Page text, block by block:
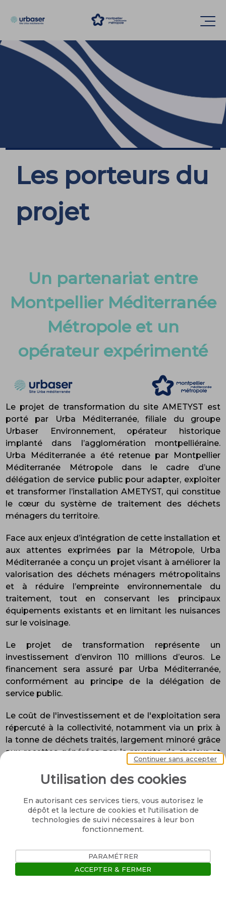
Accèder directement au contenu
Les porteurs du
projet
Un partenariat entre
Montpellier Méditerranée
Métropole et un
opérateur expérimenté
Le projet de transformation du site AMETYST est
porté par Urba Méditerranée, filiale du groupe
Urbaser Environnement, opérateur historique
implanté dans l’agglomération montpelliéraine.
Urba Méditerranée a été retenue par Montpellier
Méditerranée Métropole dans le cadre d’une
délégation de service public pour adapter, exploiter
et transformer l’installation AMETYST, qui constitue
le cœur du système de traitement des déchets
ménagers du territoire.
Face aux enjeux d’intégration de cette installation et
aux attentes exprimées par la Métropole, Urba
Méditerranée a conçu un projet visant à améliorer la
valorisation des déchets ménagers métropolitains
et à réduire l’empreinte environnementale du
traitement, tout en conservant les principaux
équipements existants et en limitant les nuisances
sur le voisinage.
Le projet de transformation représente un
investissement d’environ 110 millions d’euros. Le
financement sera assuré par Urba Méditerranée,
conformément au principe de la délégation de
service public.
Le coût de l'investissement et de l'exploitation sera
répercuté à la collectivité, notamment via un prix à
la tonne de déchets traités, largement minoré grâce
aux recettes générées par la revente de chaleur et
de biométhane que permettront les nouveaux
équipements.Utilisation des cookies
En autorisant ces services tiers, vous autorisez le
dépôt et la lecture de cookies et l'utilisation de
technologies de suivi nécessaires à leur bon
fonctionnement.
Continuer sans accepter
PARAMÉTRER
ACCEPTER & FERMER